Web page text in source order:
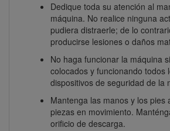
Dedique toda su atención al
máquina. No realice ninguna
pudiera distraerle; de lo
producirse lesiones o daños
No haga funcionar la máquina
colocados y funcionando todos
dispositivos de seguridad de la
Mantenga las manos y los pies
piezas en movimiento.
orificio de descarga.